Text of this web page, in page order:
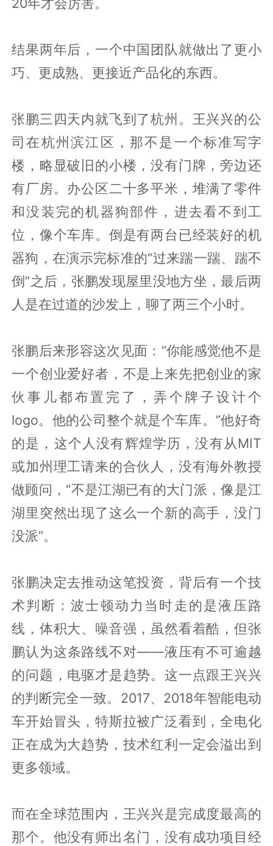
结果两年后，一个中国团队就做出了更小
巧、更成熟、更接近产品化的东西。
张鹏三四天内就飞到了杭州。王兴兴的公
司在杭州滨江区，那不是一个标准写字
楼，略显破旧的小楼，没有门牌，旁边还
有厂房。办公区二十多平米，堆满了零件
和没装完的机器狗部件，进去看不到工
位，像个车库。倒是有两台已经装好的机
器狗，在演示完标准的“过来踹一踹、踹不
倒”之后，张鹏发现屋里没地方坐，最后两
人是在过道的沙发上，聊了两三个小时。
张鹏后来形容这次见面：“你能感觉他不是
一个创业爱好者，不是上来先把创业的家
伙事儿都布置完了，弄个牌子设计个
logo。他的公司整个就是个车库。”他好奇
的是，这个人没有辉煌学历，没有从MIT
或加州理工请来的合伙人，没有海外教授
做顾问，“不是江湖已有的大门派，像是江
湖里突然出现了这么一个新的高手，没门
没派”。
张鹏决定去推动这笔投资，背后有一个技
术判断：波士顿动力当时走的是液压路
线，体积大、噪音强，虽然看着酷，但张
鹏认为这条路线不对——液压有不可逾越
的问题，电驱才是趋势。这一点跟王兴兴
的判断完全一致。2017、2018年智能电动
车开始冒头，特斯拉被广泛看到，全电化
正在成为大趋势，技术红利一定会溢出到
更多领域。
而在全球范围内，王兴兴是完成度最高的
那个。他没有师出名门，没有成功项目经